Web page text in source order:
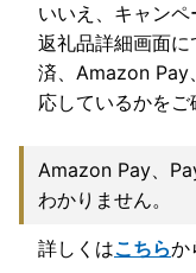
いいえ、キャンペ
返礼品詳細画面
済、Amazon Pay
応しているかをご
Amazon Pay、
わかりません。
詳しくはこちらか